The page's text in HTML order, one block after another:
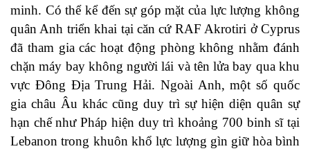
minh. Có thể kể đến sự góp mặt của lực lượng không
quân Anh triển khai tại căn cứ RAF Akrotiri ở Cyprus
đã tham gia các hoạt động phòng không nhằm đánh
chặn máy bay không người lái và tên lửa bay qua khu
vực Đông Địa Trung Hải. Ngoài Anh, một số quốc
gia châu Âu khác cũng duy trì sự hiện diện quân sự
hạn chế như Pháp hiện duy trì khoảng 700 binh sĩ tại
Lebanon trong khuôn khổ lực lượng gìn giữ hòa bình